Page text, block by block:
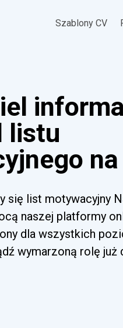
Szablony CV
listu
się list motywacyjny
naszej platformy
dla wszystkich
wymarzoną rolę już